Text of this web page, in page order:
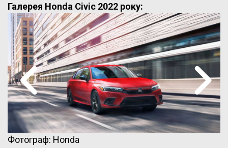
Галерея Honda Civic 2022 року:
Фотограф: Honda